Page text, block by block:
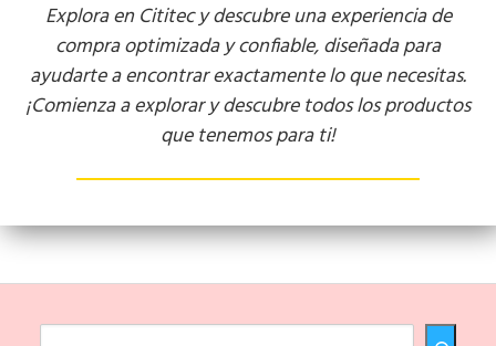
Explora en Cititec y descubre una experiencia de
compra optimizada y confiable, diseñada para
ayudarte a encontrar exactamente lo que necesitas.
¡Comienza a explorar y descubre todos los productos
que tenemos para ti!